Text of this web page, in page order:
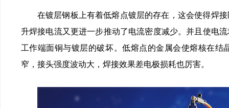
在镀层钢板上有着低熔点镀层的存在，这会使得焊
升焊接电流又更进一步推动了电流密度减少。并且使电
工作端面铜与镀层的破坏。低熔点的金属会使熔核在结
窄，接头强度波动大，焊接效果差电极损耗也厉害。